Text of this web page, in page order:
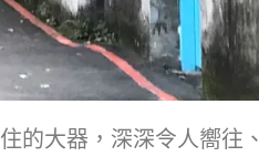
的大器，深深令人嚮往、